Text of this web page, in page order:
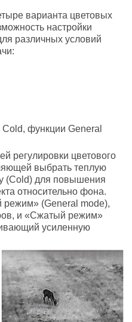
варианта цветовых
настройки
различных условий
Cold, функции General
регулировки цветового
выбрать теплую
(Cold) для повышения
относительно фона.
(General mode),
и «Сжатый режим»
усиленную